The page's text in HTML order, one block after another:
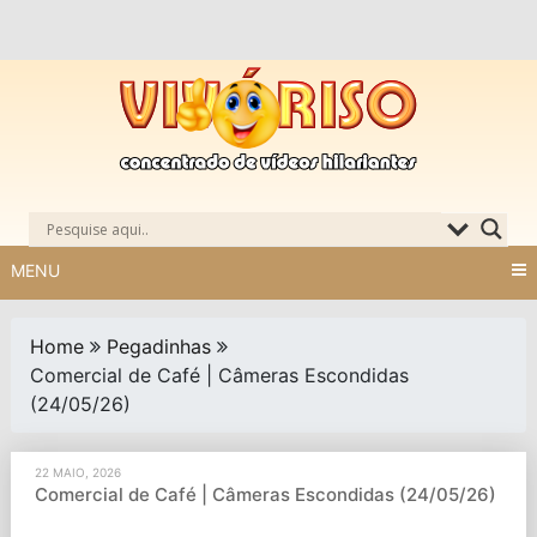
MENU
Home
Pegadinhas
Comercial de Café | Câmeras Escondidas
(24/05/26)
22 MAIO, 2026
Comercial de Café | Câmeras Escondidas (24/05/26)